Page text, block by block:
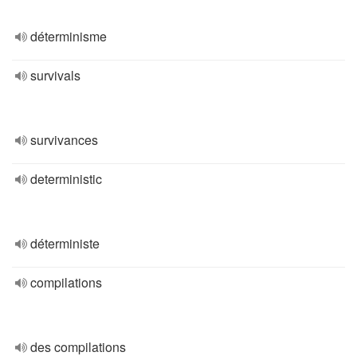
déterminisme
survivals
survivances
deterministic
déterministe
compilations
des compilations